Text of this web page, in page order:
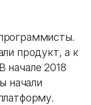
продукт, а к
начале 2018
начали